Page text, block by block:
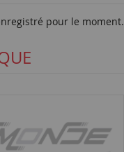
pour le moment.